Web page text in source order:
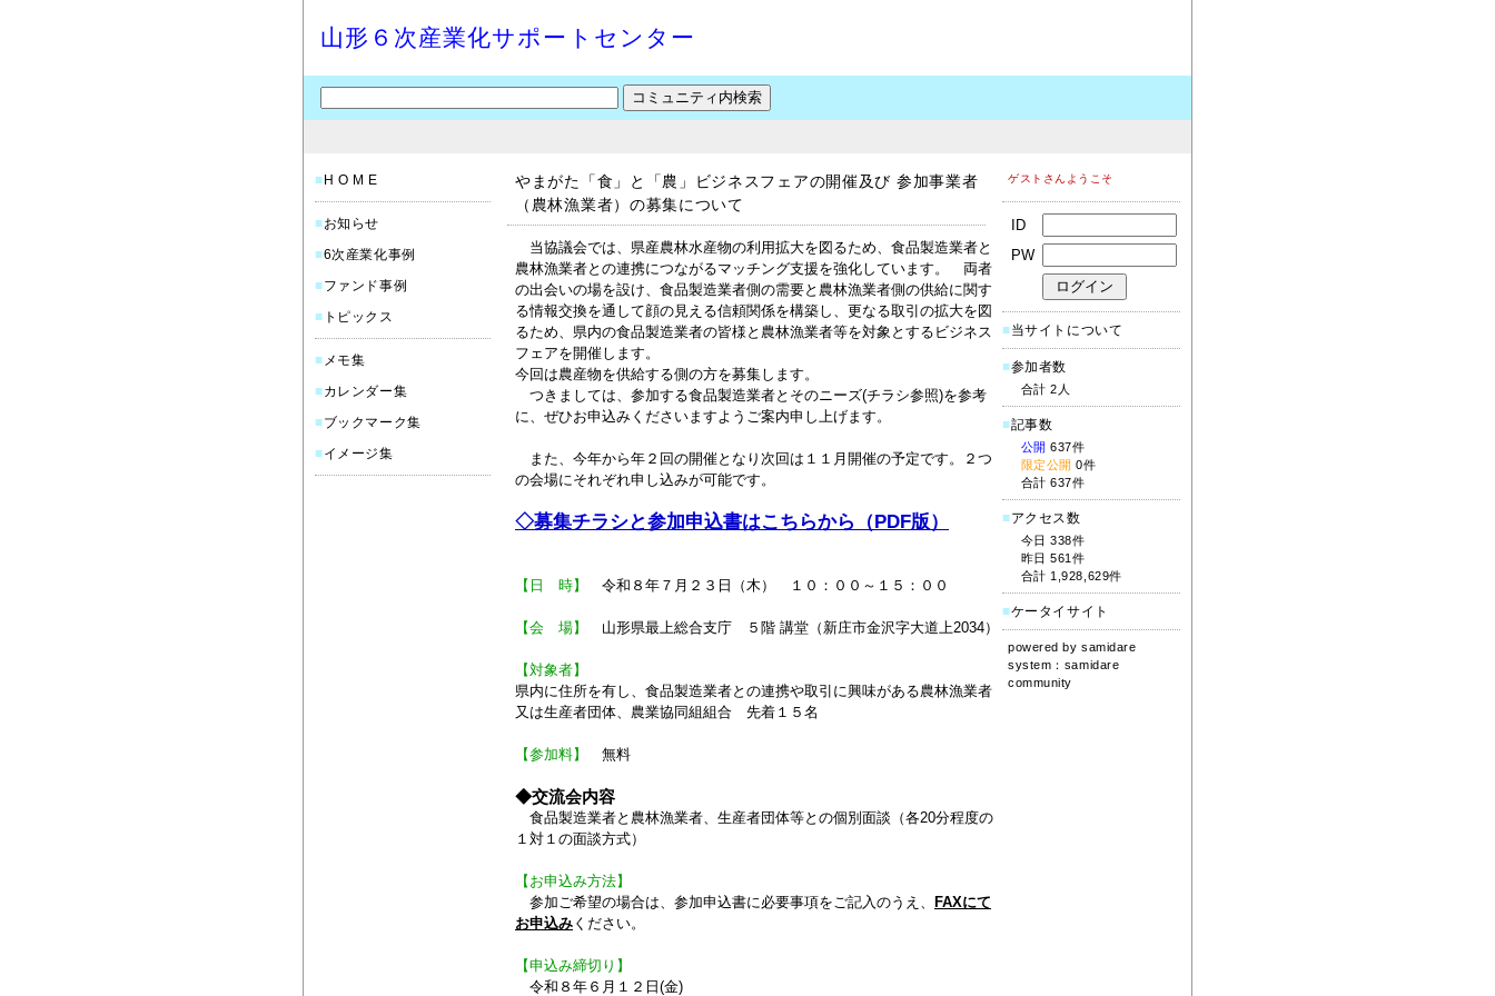
山形６次産業化サポートセンター
■ H O M E
■お知らせ
■6次産業化事例
■ファンド事例
■ トピックス
■ メモ集
■カレンダー集
■ブックマーク集
■イメージ集
やまがた「食」と「農」ビジネスフェアの開催及び 参加事業者
（農林漁業者）の募集について
当協議会では、県産農林水産物の利用拡大を図るため、食品製造業者と
農林漁業者との連携につながるマッチング支援を強化しています。 両者
の出会いの場を設け、食品製造業者側の需要と農林漁業者側の供給に関す
る情報交換を通して顔の見える信頼関係を構築し、更なる取引の拡大を図
るため、県内の食品製造業者の皆様と農林漁業者等を対象とするビジネス
フェアを開催します。
今回は農産物を供給する側の方を募集します。
つきましては、参加する食品製造業者とそのニーズ(チラシ参照)を参考
に、ぜひお申込みくださいますようご案内申し上げます。
また、今年から年２回の開催となり次回は１１月開催の予定です。２つ
の会場にそれぞれ申し込みが可能です。
◇募集チラシと参加申込書はこちらから（PDF版）
【日 時】 令和８年７月２３日（木） １０：００～１５：００
【会 場】 山形県最上総合支庁 ５階 講堂（新庄市金沢字大道上2034）
【対象者】
県内に住所を有し、食品製造業者との連携や取引に興味がある農林漁業者
又は生産者団体、農業協同組組合 先着１５名
【参加料】 無料
◆交流会内容
食品製造業者と農林漁業者、生産者団体等との個別面談（各20分程度の
１対１の面談方式）
【お申込み方法】
参加ご希望の場合は、参加申込書に必要事項をご記入のうえ、
FAXにて
お申込み ください。
【申込み締切り】
令和８年６月１２日(金)
ゲストさんようこそ
ID
PW
■当サイトについて
■参加者数
合計 2人
■記事数
公開 637件
限定公開 0件
合計 637件
■アクセス数
今日 338件
昨日 561件
合計 1,928,629件
■ケータイサイト
powered bysamidare
system： samidare
community